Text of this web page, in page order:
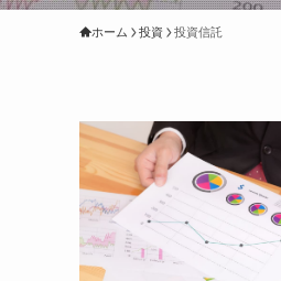
ホーム 投資 投資信託